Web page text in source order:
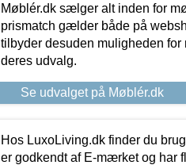
Møblér.dk sælger alt inden for
prismatch gælder både på
tilbyder desuden muligheden
deres udvalg.
Se udvalget på Møblér.dk
Hos LuxoLiving.dk finder du
er godkendt af E-mærket og har